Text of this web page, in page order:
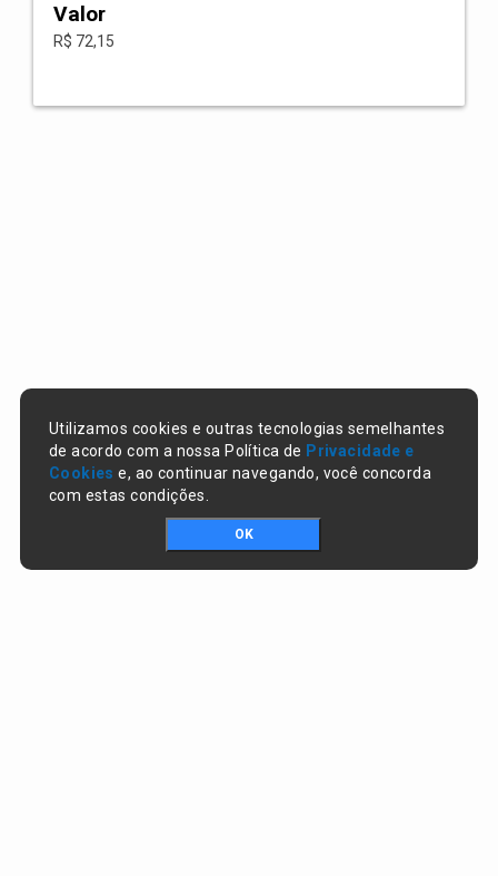
Valor
R$ 72,15
Utilizamos cookies e outras tecnologias semelhantes
de acordo com a nossa Política de Privacidade e
Cookies e, ao continuar navegando, você concorda
com estas condições.
OK